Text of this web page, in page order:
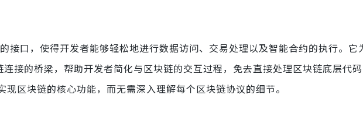
接口，使得开发者能够轻松地进行数据访问、交易处理以及智能合约的执行。它
接的桥梁，帮助开发者简化与区块链的交互过程，免去直接处理区块链底层代
区块链的核心功能，而无需深入理解每个区块链协议的细节。